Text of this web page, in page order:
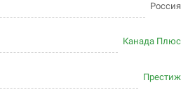
Россия
Канада Плюс
Престиж